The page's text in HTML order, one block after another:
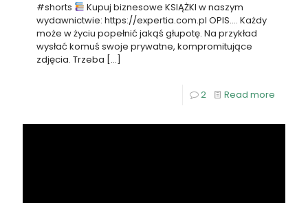
#shorts
Kupuj biznesowe KSIĄŻKI w naszym
wydawnictwie: https://expertia.com.pl OPIS…. Każdy
może w życiu popełnić jakąś głupotę. Na przykład
wysłać komuś swoje prywatne, kompromitujące
zdjęcia. Trzeba […]
2 Read more